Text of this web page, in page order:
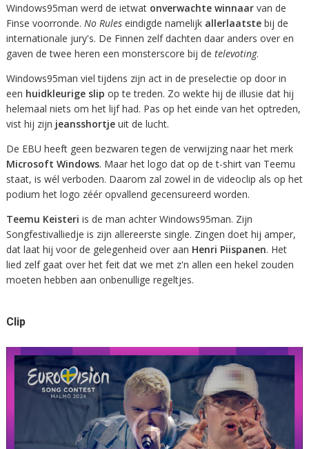
Windows95man werd de ietwat onverwachte winnaarvan de
Finse voorronde. No Ruleseindigde namelijk allerlaatstebij de
internationale jury's. De Finnen zelf dachten daar anders over en
gaven de twee heren een monsterscore bij de televoting.
Windows95man viel tijdens zijn act in de preselectie op door in
een huidkleurige slip op te treden. Zo wekte hij de illusie dat hij
helemaal niets om het lijf had. Pas op het einde van het optreden,
vist hij zijn jeansshortjeuit de lucht.
De EBU heeft geen bezwaren tegen de verwijzing naar het merk
Microsoft Windows. Maar het logo dat op de t-shirt van Teemu
staat, is wél verboden. Daarom zal zowel in de videoclip als op het
podium het logo zéér opvallend gecensureerd worden.
Teemu Keisteri is de man achter Windows95man. Zijn
Songfestivalliedje is zijn allereerste single. Zingen doet hij amper,
dat laat hij voor de gelegenheid over aan Henri Piispanen. Het
lied zelf gaat over het feit dat we met z'n allen een hekel zouden
moeten hebben aan onbenullige regeltjes.
Clip